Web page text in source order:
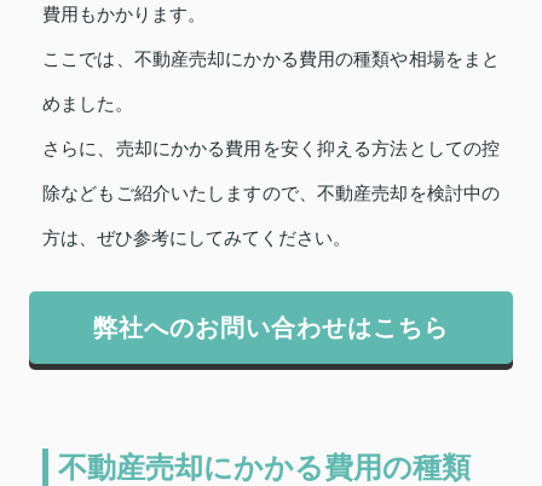
費用もかかります。
ここでは、不動産売却にかかる費用の種類や相場をまと
めました。
さらに、売却にかかる費用を安く抑える方法としての控
除などもご紹介いたしますので、不動産売却を検討中の
方は、ぜひ参考にしてみてください。
弊社へのお問い合わせはこちら
不動産売却にかかる費用の種類